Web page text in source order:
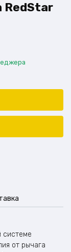
RedStar
системе
от рычага